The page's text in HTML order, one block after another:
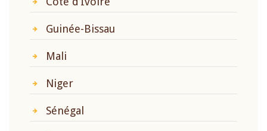
Guinée-Bissau
Mali
Niger
Sénégal